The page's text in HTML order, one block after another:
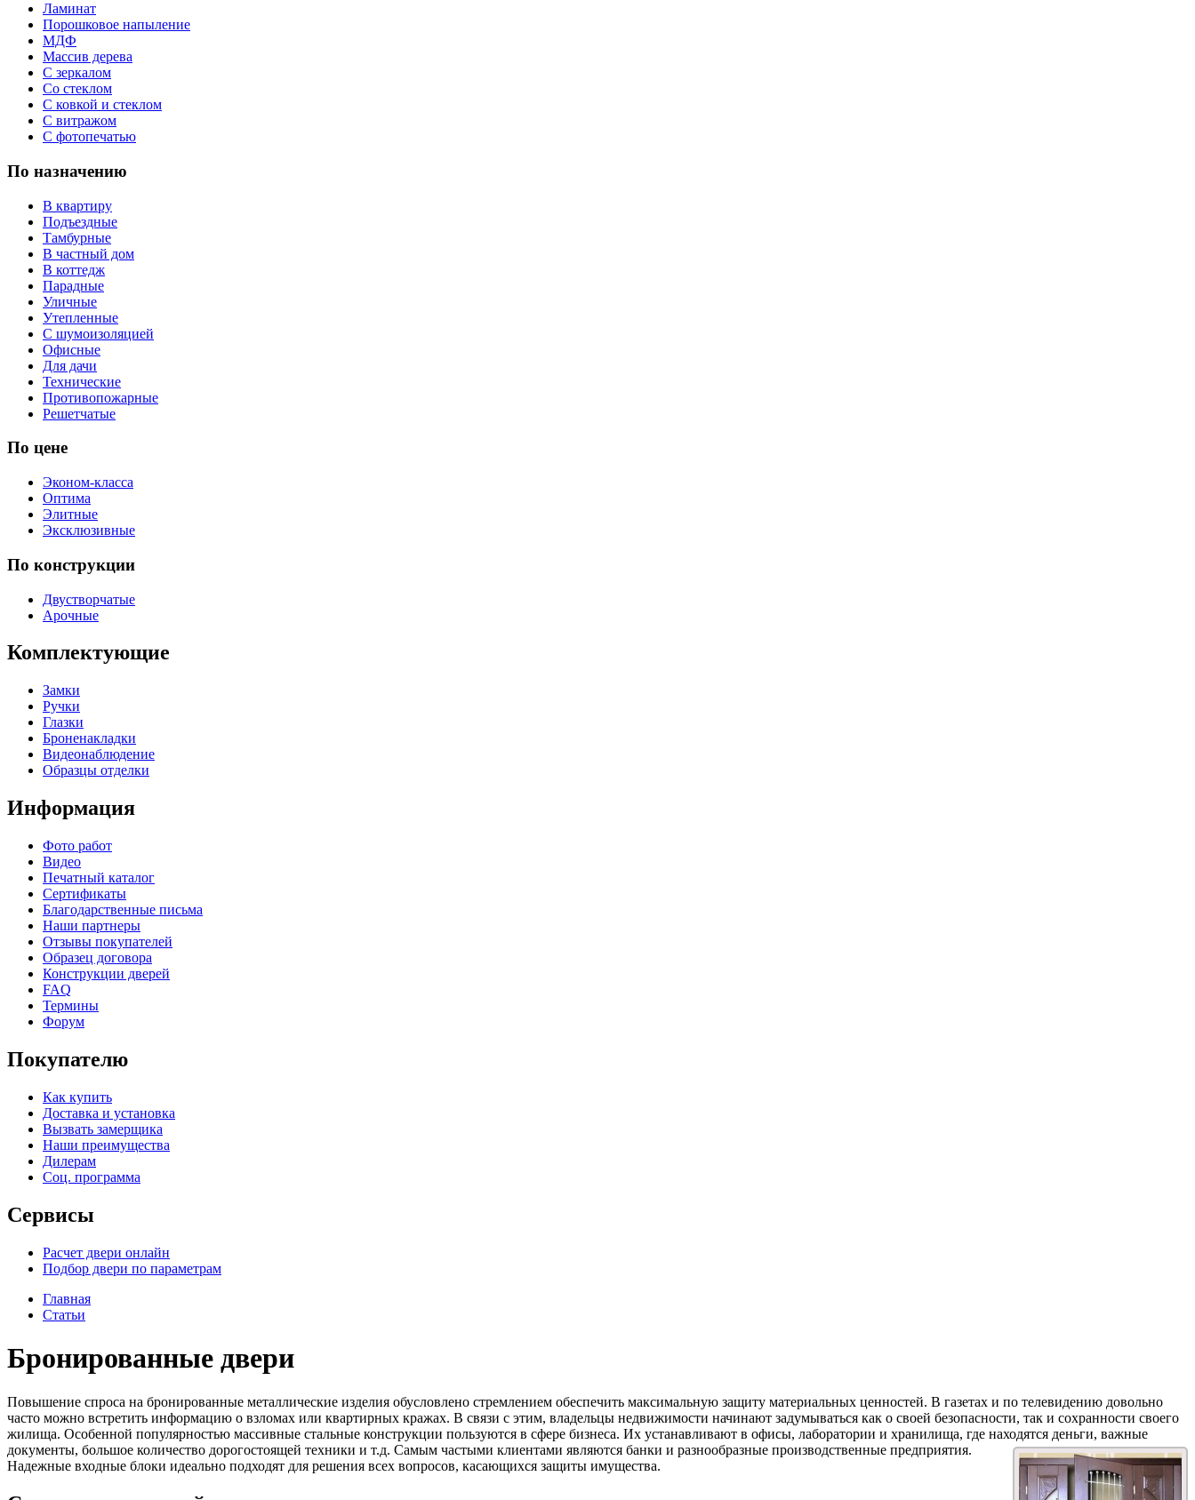
Ламинат
Порошковое напыление
МДФ
Массив дерева
С зеркалом
Со стеклом
С ковкой и стеклом
С витражом
С фотопечатью
По назначению
В квартиру
Подъездные
Тамбурные
В частный дом
В коттедж
Парадные
Уличные
Утепленные
С шумоизоляцией
Офисные
Для дачи
Технические
Противопожарные
Решетчатые
По цене
Эконом-класса
Оптима
Элитные
Эксклюзивные
По конструкции
Двустворчатые
Арочные
Комплектующие
Замки
Ручки
Глазки
Броненакладки
Видеонаблюдение
Образцы отделки
Информация
Фото работ
Видео
Печатный каталог
Сертификаты
Благодарственные письма
Наши партнеры
Отзывы покупателей
Образец договора
Конструкции дверей
FAQ
Термины
Форум
Покупателю
Как купить
Доставка и установка
Вызвать замерщика
Наши преимущества
Дилерам
Соц. программа
Сервисы
Расчет двери онлайн
Подбор двери по параметрам
Главная
Статьи
Бронированные двери
Повышение спроса на бронированные металлические изделия обусловлено стремлением обеспечить максимальную защиту материальных ценностей. В газетах и по телевидению довольно
часто можно встретить информацию о взломах или квартирных кражах. В связи с этим, владельцы недвижимости начинают задумываться как о своей безопасности, так и сохранности своего
жилища. Особенной популярностью массивные стальные конструкции пользуются в сфере бизнеса. Их устанавливают в офисы, лаборатории и хранилища, где находятся деньги, важные
документы, большое количество дорогостоящей техники и т.д. Самым частыми клиентами являются банки и разнообразные производственные предприятия.
Надежные входные блоки идеально подходят для решения всех вопросов, касающихся защиты имущества.